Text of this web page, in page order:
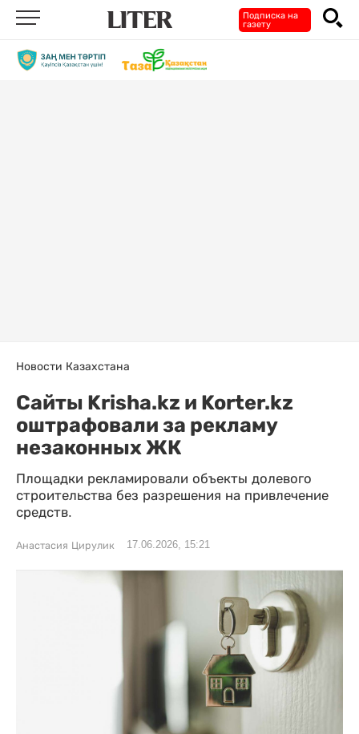
Подписка на
газету
Новости Казахстана
Сайты Krisha.kz и Korter.kz
оштрафовали за рекламу
незаконных ЖК
Площадки рекламировали объекты долевого
строительства без разрешения на привлечение
средств.
Анастасия Цирулик 17.06.2026, 15:21